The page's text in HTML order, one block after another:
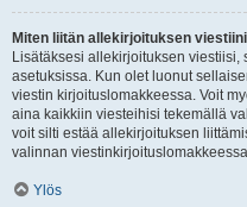
Miten liitän allekirjoituksen
Lisätäksesi allekirjoituksen
asetuksissa. Kun olet luonut
viestin kirjoituslomakkeessa. Voit
aina kaikkiin viesteihisi tekemällä
voit silti estää allekirjoituksen
valinnan
Ylös